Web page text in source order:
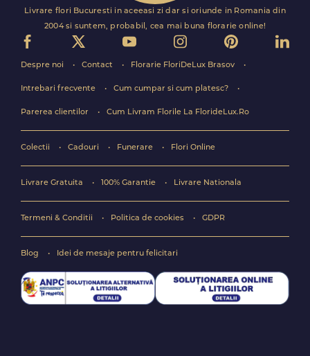
Livrare flori Bucuresti in aceeasi zi dar si oriunde in Romania din
2004 si suntem, probabil, cea mai buna florarie online!
Despre noi Contact Florarie FloriDeLux Brasov
Intrebari frecvente Cum cumpar si cum platesc?
Parerea clientilor Cum Livram Florile La FlorideLux.Ro
Colectii Cadouri Funerare Flori Online
Livrare Gratuita 100% Garantie Livrare Nationala
Termeni & Conditii Politica de cookies GDPR
Blog Idei de mesaje pentru felicitari